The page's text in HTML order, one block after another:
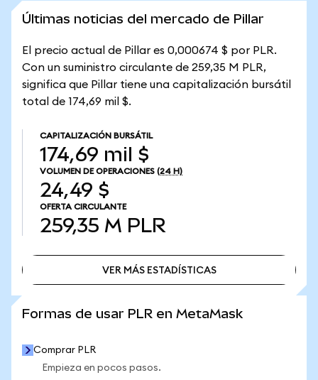
Últimas noticias del mercado de Pillar
El precio actual de Pillar es 0,000674 $ por PLR.
Con un suministro circulante de 259,35 M PLR,
significa que Pillar tiene una capitalización bursátil
total de 174,69 mil $.
CAPITALIZACIÓN BURSÁTIL
174,69 mil $
VOLUMEN DE OPERACIONES (24 H)
24,49 $
OFERTA CIRCULANTE
259,35 M PLR
VER MÁS ESTADÍSTICAS
Formas de usar PLR en MetaMask
Comprar PLR
Empieza en pocos pasos.